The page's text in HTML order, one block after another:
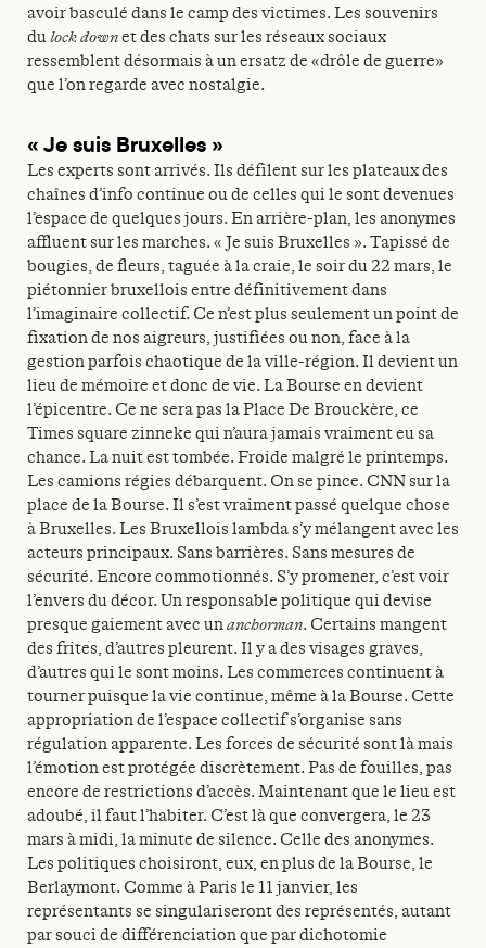
avoir basculé dans le camp des victimes. Les souvenirs
dulock downet des chats sur les réseaux sociaux
ressemblent désormais à un ersatz de «drôle de guerre»
que l’on regarde avec nostalgie.
« Je suis Bruxelles »
Les experts sont arrivés. Ils défilent sur les plateaux des
chaînes d’info continue ou de celles qui le sont devenues
l’espace de quelques jours. En arrière-plan, les anonymes
affluent sur les marches. « Je suis Bruxelles ». Tapissé de
bougies, de fleurs, taguée à la craie, le soir du 22 mars, le
piétonnier bruxellois entre définitivement dans
l’imaginaire collectif. Ce n’est plus seulement un point de
fixation de nos aigreurs, justifiées ou non, face à la
gestion parfois chaotique de la ville-région. Il devient un
lieu de mémoire et donc de vie. La Bourse en devient
l’épicentre. Ce ne sera pas la Place De Brouckère, ce
Times square zinneke qui n’aura jamais vraiment eu sa
chance. La nuit est tombée. Froide malgré le printemps.
Les camions régies débarquent. On se pince. CNN sur la
place de la Bourse. Il s’est vraiment passé quelque chose
à Bruxelles. Les Bruxellois lambda s’y mélangent avec les
acteurs principaux. Sans barrières. Sans mesures de
sécurité. Encore commotionnés. S’y promener, c’est voir
l’envers du décor. Un responsable politique qui devise
presque gaiement avec unanchorman. Certains mangent
des frites, d’autres pleurent. Il y a des visages graves,
d’autres qui le sont moins. Les commerces continuent à
tourner puisque la vie continue, même à la Bourse. Cette
appropriation de l’espace collectif s’organise sans
régulation apparente. Les forces de sécurité sont là mais
l’émotion est protégée discrètement. Pas de fouilles, pas
encore de restrictions d’accès. Maintenant que le lieu est
adoubé, il faut l’habiter. C’est là que convergera, le 23
mars à midi, la minute de silence. Celle des anonymes.
Les politiques choisiront, eux, en plus de la Bourse, le
Berlaymont. Comme à Paris le 11 janvier, les
représentants se singulariseront des représentés, autant
par souci de différenciation que par dichotomie